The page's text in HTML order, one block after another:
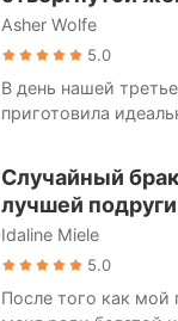
Asher Wolfe
5.0
В день нашей
приготовила
него, я открыла
не в офисе, а в
романтическом
Он сидел там со
девушкой из колледжа. На
глазах он нежно
Случайный
лучшей подруги
Idaline Miele
5.0
После того как мой